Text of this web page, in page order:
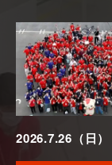
2026.7.26（日）